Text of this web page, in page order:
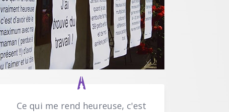
Ce qui me rend heureuse, c'est